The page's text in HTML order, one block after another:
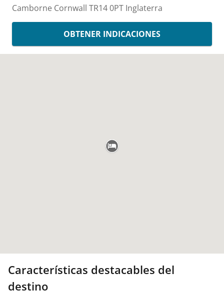
Camborne Cornwall TR14 0PT Inglaterra
OBTENER INDICACIONES
Características destacables del
destino